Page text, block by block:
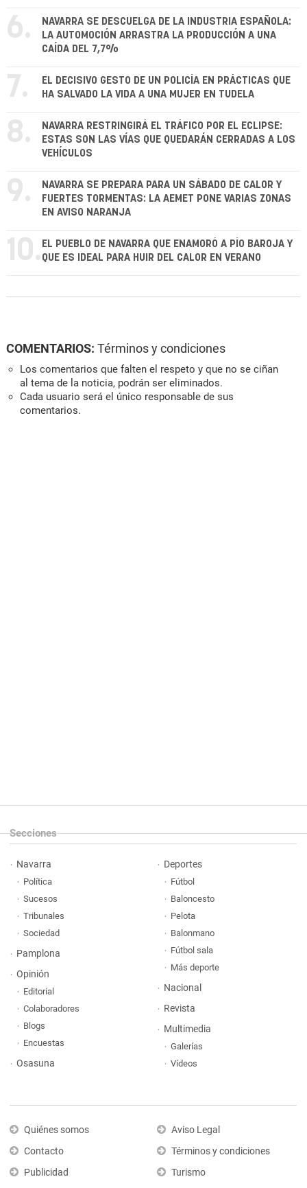
6.
NAVARRA SE DESCUELGA DE LA INDUSTRIA ESPAÑOLA:
LA AUTOMOCIÓN ARRASTRA LA PRODUCCIÓN A UNA
CAÍDA DEL 7,7%
7.
EL DECISIVO GESTO DE UN POLICÍA EN PRÁCTICAS QUE
HA SALVADO LA VIDA A UNA MUJER EN TUDELA
8.
NAVARRA RESTRINGIRÁ EL TRÁFICO POR EL ECLIPSE:
ESTAS SON LAS VÍAS QUE QUEDARÁN CERRADAS A LOS
VEHÍCULOS
9.
NAVARRA SE PREPARA PARA UN SÁBADO DE CALOR Y
FUERTES TORMENTAS: LA AEMET PONE VARIAS ZONAS
EN AVISO NARANJA
10. EL PUEBLO DE NAVARRA QUE ENAMORÓ A PÍO BAROJA Y
QUE ES IDEAL PARA HUIR DEL CALOR EN VERANO
COMENTARIOS: Términos y condiciones
Los comentarios que falten el respeto y que no se ciñan
al tema de la noticia, podrán ser eliminados.
Cada usuario será el único responsable de sus
comentarios.
Secciones
Navarra
Política
Sucesos
Tribunales
Sociedad
Pamplona
Opinión
Editorial
Colaboradores
Blogs
Encuestas
Osasuna
Deportes
Fútbol
Baloncesto
Pelota
Balonmano
Fútbol sala
Más deporte
Nacional
Revista
Multimedia
Galerías
Vídeos
Quiénes somos
Contacto
Publicidad
Aviso Legal
Términos y condiciones
Turismo